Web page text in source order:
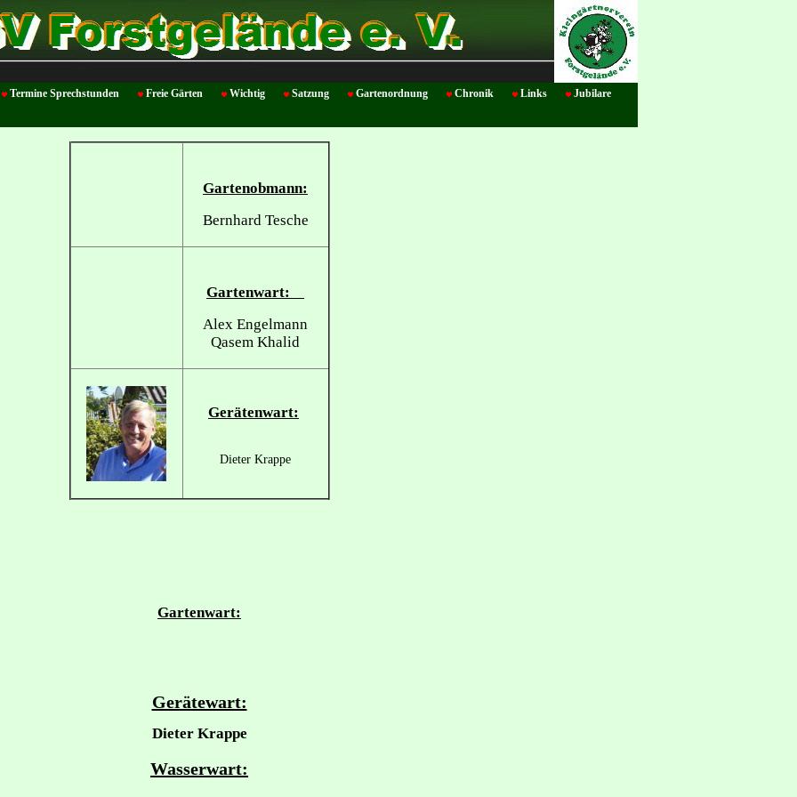
Termine Sprechstunden Freie Gärten Wichtig Satzung Gartenordnung Chronik Links
Jubilare
Gartenobmann:
Bernhard Tesche
Gartenwart:
Alex Engelmann
Qasem Khalid
Gerätenwart:
Dieter Krappe
Gartenwart:
Gerätewart:
Dieter Krappe
Wasserwart: